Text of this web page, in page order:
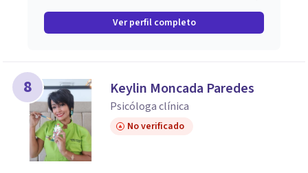
Ver perfil completo
8 Keylin Moncada Paredes
Psicóloga clínica
No verificado